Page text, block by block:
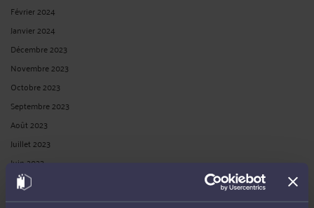
Février 2024
Janvier 2024
Décembre 2023
Novembre 2023
Octobre 2023
Septembre 2023
Août 2023
Juillet 2023
Juin 2023
Mai 2023
Avril 2023